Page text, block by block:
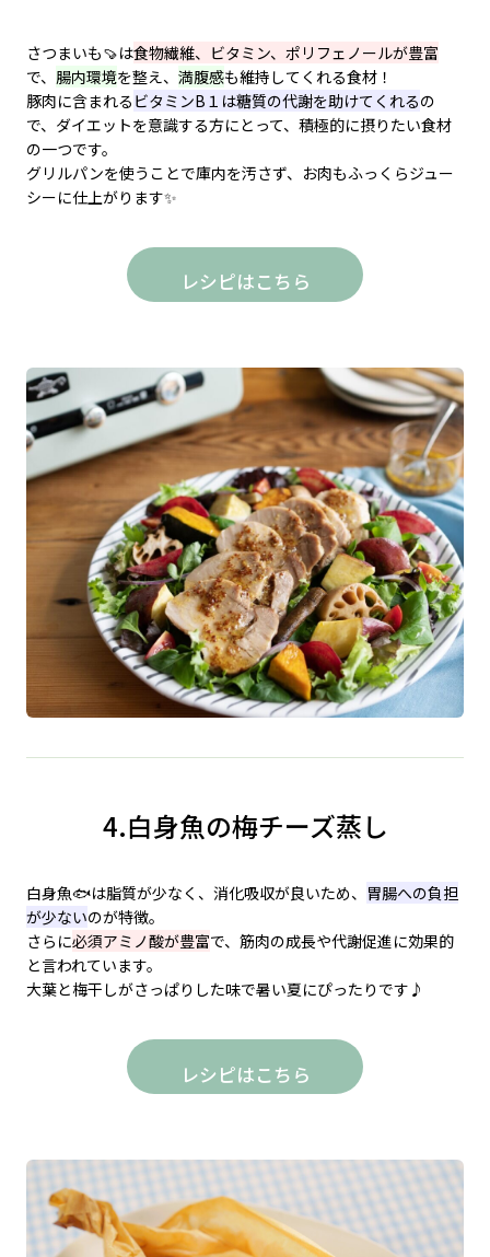
さつまいも🍠は食物繊維、ビタミン、ポリフェノールが豊富
で、 腸内環境を整え、 満腹感も維持してくれる食材！
豚肉に含まれる ビタミンB１は糖質の代謝を助けてくれる​の
で、ダイエットを意識する方にとって、積極的に摂りたい食材
の一つです。
グリルパンを使うことで庫内を汚さず、お肉もふっくらジュー
シーに仕上がります✨
レシピはこちら
4.白身魚の梅チーズ蒸し
白身魚🐟は脂質が少なく、消化吸収が良いため、 胃腸への負担
が少ないのが特徴。
さらに必須アミノ酸が豊富で、筋肉の成長や代謝促進に効果的
と言われています。
大葉と梅干しがさっぱりした味で暑い夏にぴったりです♪
レシピはこちら